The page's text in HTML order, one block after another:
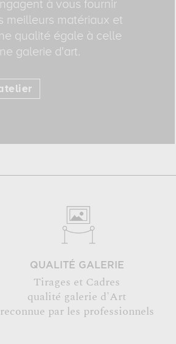
à vous fournir
meilleurs matériaux et
qualité égale à celle
galerie d'art.
QUALITÉ GALERIE
Tirages et Cadres
qualité galerie d'Art
reconnue par les professionnels